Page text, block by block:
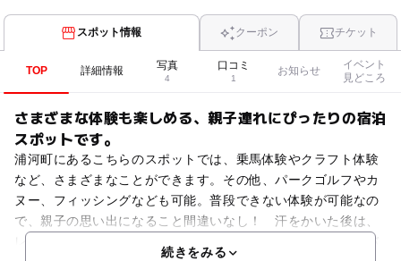
スポット情報 クーポン チケット
TOP 詳細情報 写真
4
口コミ
1
お知らせ
イベント
見どころ
さまざまな体験も楽しめる、親子連れにぴったりの宿泊
スポットです。
浦河町にあるこちらのスポットでは、乗馬体験やクラフト体験
など、さまざまなことができます。その他、パークゴルフやカ
ヌー、フィッシングなども可能。普段できない体験が可能なの
で、親子の思い出になること間違いなし！ 汗をかいた後は、
続きをみる